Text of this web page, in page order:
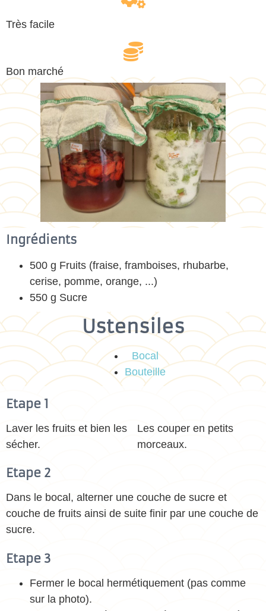
Très facile
Bon marché
Ingrédients
500 g Fruits (fraise, framboises, rhubarbe,
cerise, pomme, orange, ...)
550 g Sucre
Ustensiles
Bocal
Bouteille
Etape 1
Laver les fruits et bien les
sécher.
Les couper en petits
morceaux.
Etape 2
Dans le bocal, alterner une couche de sucre et
couche de fruits ainsi de suite finir par une couche de
sucre.
Etape 3
Fermer le bocal hermétiquement (pas comme
sur la photo).